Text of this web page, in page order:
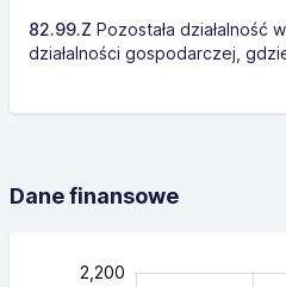
82.99.Z Pozostała działalność
działalności gospodarczej,
Dane finansowe
2,200